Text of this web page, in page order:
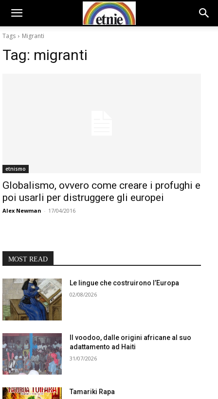
Tags Migranti
Tag: migranti
etnismo
Globalismo, ovvero come creare i profughi e
poi usarli per distruggere gli europei
Alex Newman - 17/04/2016
MOST READ
Le lingue che costruirono l’Europa
02/08/2026
Il voodoo, dalle origini africane al suo
adattamento ad Haiti
31/07/2026
Tamariki Rapa